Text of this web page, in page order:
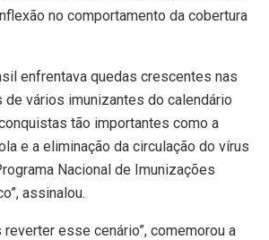
no comportamento da cobertura
enfrentava quedas crescentes nas
de vários imunizantes do calendário
tão importantes como a
e a eliminação da circulação do vírus
Nacional de Imunizações
assinalou.
esse cenário”, comemorou a